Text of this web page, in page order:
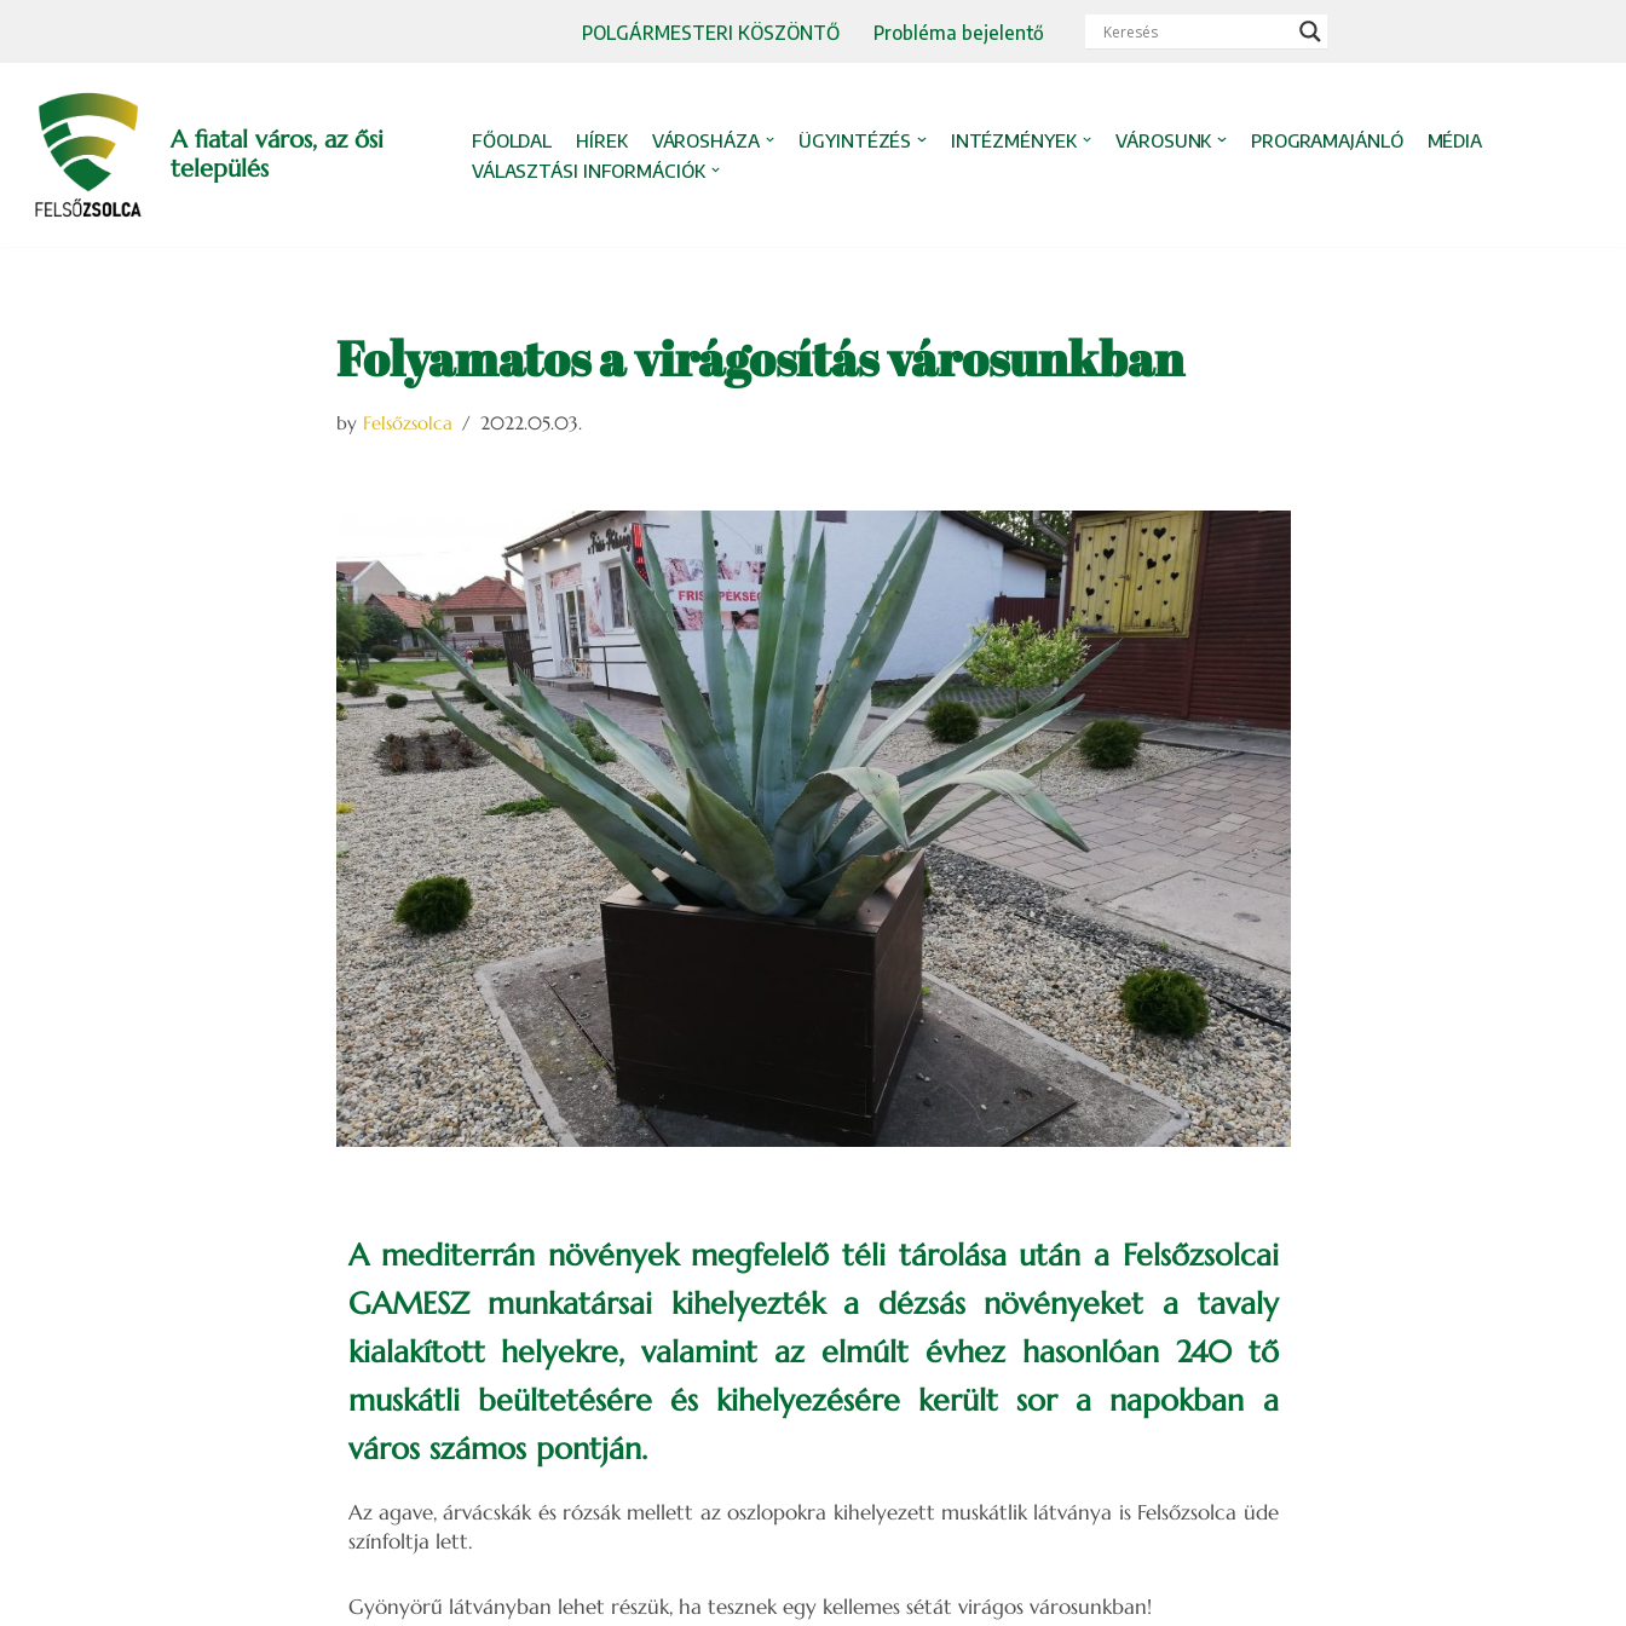
content
POLGÁRMESTERI KÖSZÖNTŐ Probléma bejelentő
A fiatal város, az ősi
település
FŐOLDAL HÍREK VÁROSHÁZA ÜGYINTÉZÉS INTÉZMÉNYEK VÁROSUNK PROGRAMAJÁNLÓ
MÉDIA
VÁLASZTÁSI INFORMÁCIÓK
Folyamatos a virágosítás városunkban
by Felsőzsolca 2022.05.03.
A mediterrán növények megfelelő téli tárolása után a Felsőzsolcai
GAMESZ munkatársai kihelyezték a dézsás növényeket a tavaly
kialakított helyekre, valamint az elmúlt évhez hasonlóan 240 tő
muskátli beültetésére és kihelyezésére került sor a napokban a
város számos pontján.
Az agave, árvácskák és rózsák mellett az oszlopokra kihelyezett muskátlik látványa is Felsőzsolca üde
színfoltja lett.
Gyönyörű látványban lehet részük, ha tesznek egy kellemes sétát virágos városunkban!